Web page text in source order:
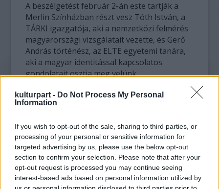
kulturpart - Do Not Process My Personal
Information
If you wish to opt-out of the sale, sharing to third parties, or
processing of your personal or sensitive information for
targeted advertising by us, please use the below opt-out
section to confirm your selection. Please note that after your
opt-out request is processed you may continue seeing
interest-based ads based on personal information utilized by
A beszélgetést február 2-án este tartják a
Merlin Színházban részt vesz Tóth István, a
TÁRKI igazgatója, aki a nemzetközi felmérés
magyarországi vizsgálatait vezette, és Gerő
András történész, az ELTE egyetemi tanára,
aki a magyar identitással kapcsolatos
gondolatait osztja meg velünk.
Mérő László matematikus-pszichológust is
meghívták, aki azokról a sajátos észjárásról a
majd, amelyek közelítenek bennünket
Nyugat-Európához vagy éppen távol
tarthatnak minket a fejlett demokráciáktól.
Mit jelent számunkra a bizalom, a szabadság,
vagy éppen a tolerancia? Mennyire vagyunk